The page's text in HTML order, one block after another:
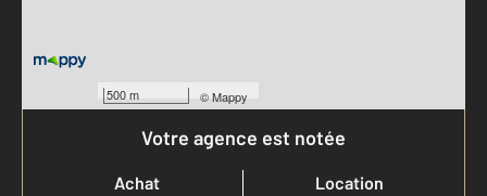
500 m ©Mappy
Votre agence est notée
Achat
Location